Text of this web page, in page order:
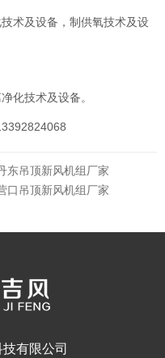
术及设备，制供氧技术及设
技术及设备。
东吊顶新风机组厂家
口吊顶新风机组厂家
有限公司